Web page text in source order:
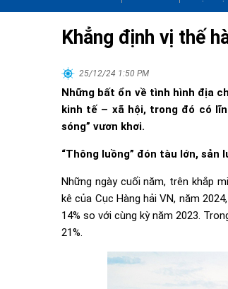
Khẳng định vị thế
25/12/24 1:50 PM
Những bất ổn về tình hình địa
kinh tế – xã hội, trong đó có
sóng” vươn khơi.
“Thông luồng” đón tàu lớn,
Những ngày cuối năm, trên khắp
kê của Cục Hàng hải VN, năm
14% so với cùng kỳ năm 2023.
21%.